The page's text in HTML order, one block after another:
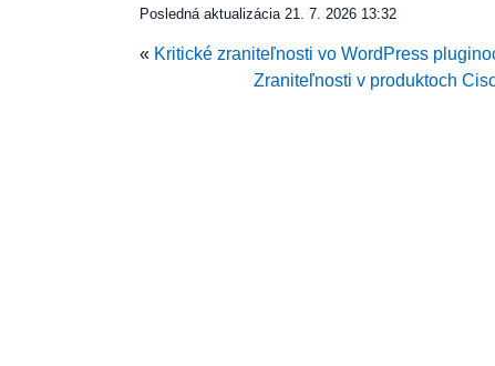
Posledná aktualizácia 21. 7. 2026 13:32
« Kritické zraniteľnosti vo WordPress
Zraniteľnosti v produktoch